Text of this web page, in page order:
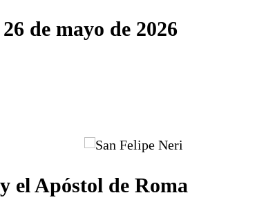
de mayo de 2026
el Apóstol de Roma